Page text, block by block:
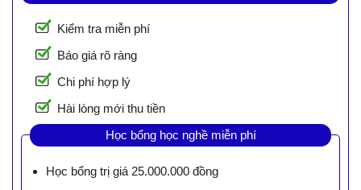
Kiểm tra miễn phí
Báo giá rõ ràng
Chi phí hợp lý
Hài lòng mới thu tiền
Học bổng học nghề miễn phí
Học bổng trị giá 25.000.000 đồng